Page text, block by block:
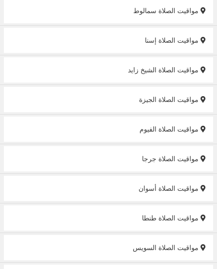
مواقيت الصلاة سمالوط
مواقيت الصلاة إسنا
مواقيت الصلاة الشيخ زايد
مواقيت الصلاة الجيزة
مواقيت الصلاة الفيوم
مواقيت الصلاة جرجا
مواقيت الصلاة أسوان
مواقيت الصلاة طنطا
مواقيت الصلاة السويس